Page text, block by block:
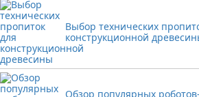
Выбор технических
конструкционной
Обзор популярных